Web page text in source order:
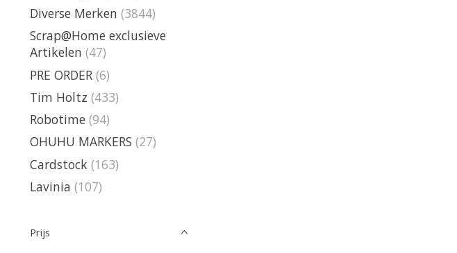
Diverse Merken (3844)
Scrap@Home exclusieve
Artikelen (47)
PRE ORDER (6)
Tim Holtz (433)
Robotime (94)
OHUHU MARKERS (27)
Cardstock (163)
Lavinia (107)
Prijs